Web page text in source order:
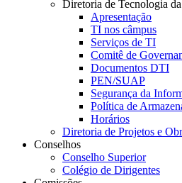
Diretoria de Tecnologia
Apresentação
TI nos câmpus
Serviços de TI
Comitê de
Documentos DTI
PEN/SUAP
Segurança da
Política de
Horários
Diretoria de Projetos e
Conselhos
Conselho Superior
Colégio de Dirigentes